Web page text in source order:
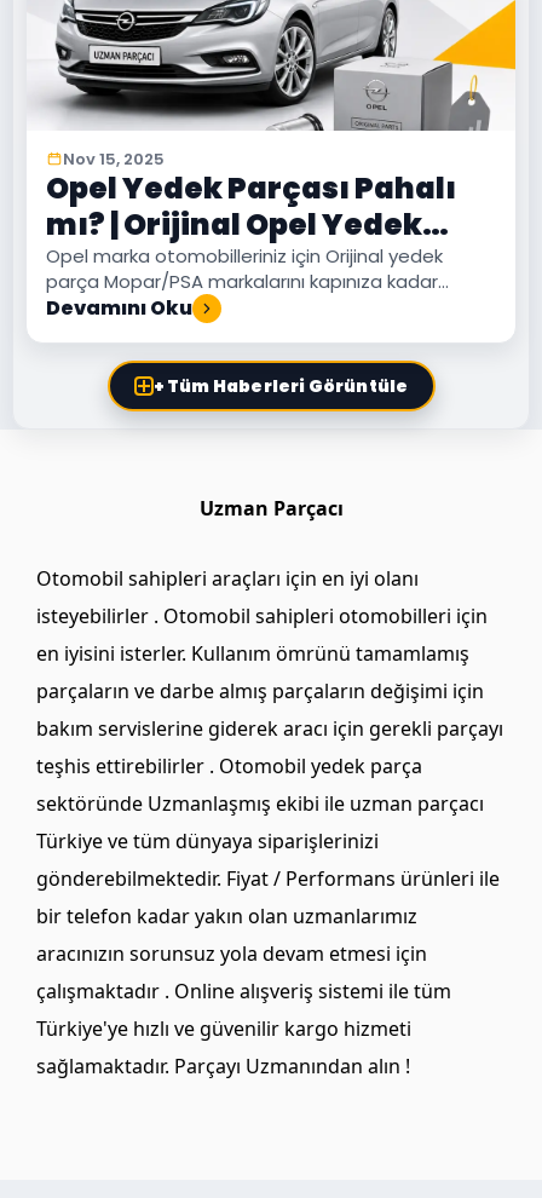
Nov 15, 2025
Opel Yedek Parçası Pahalı
mı? | Orijinal Opel Yedek
Parça Markası Nedir?
Opel marka otomobilleriniz için Orijinal yedek
parça Mopar/PSA markalarını kapınıza kadar
teslim ediyoruz.
Devamını Oku
+ Tüm Haberleri Görüntüle
Uzman Parçacı
Otomobil sahipleri araçları için en iyi olanı
isteyebilirler . Otomobil sahipleri otomobilleri için
en iyisini isterler. Kullanım ömrünü tamamlamış
parçaların ve darbe almış parçaların değişimi için
bakım servislerine giderek aracı için gerekli parçayı
teşhis ettirebilirler . Otomobil yedek parça
sektöründe Uzmanlaşmış ekibi ile uzman parçacı
Türkiye ve tüm dünyaya siparişlerinizi
gönderebilmektedir. Fiyat / Performans ürünleri ile
bir telefon kadar yakın olan uzmanlarımız
aracınızın sorunsuz yola devam etmesi için
çalışmaktadır . Online alışveriş sistemi ile tüm
Türkiye'ye hızlı ve güvenilir kargo hizmeti
sağlamaktadır. Parçayı Uzmanından alın !